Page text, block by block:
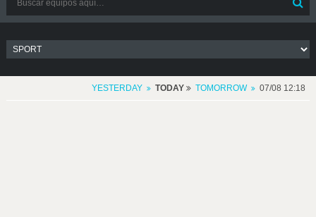
YESTERDAY TODAY TOMORROW 07/08 12:18